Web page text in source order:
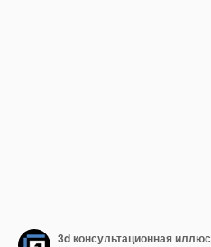
3d консультационная